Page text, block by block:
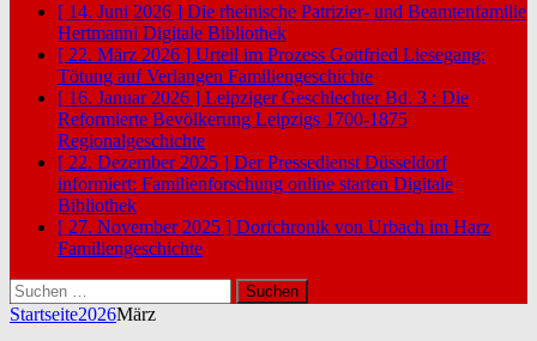
[ 14. Juni 2026 ] Die rheinische Patrizier- und Beamtenfamilie
Hertmanni Digitale Bibliothek
[ 22. März 2026 ] Urteil im Prozess Gottfried Liesegang:
Tötung auf Verlangen Familiengeschichte
[ 16. Januar 2026 ] Leipziger Geschlechter Bd. 3 : Die
Reformierte Bevölkerung Leipzigs 1700-1875
Regionalgeschichte
[ 22. Dezember 2025 ] Der Pressedienst Düsseldorf
informiert: Familienforschung online starten Digitale
Bibliothek
[ 27. November 2025 ] Dorfchronik von Urbach im Harz
Familiengeschichte
Suchen
nach:
Startseite2026März